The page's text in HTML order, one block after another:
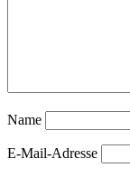
Name
E-Mail-Adresse